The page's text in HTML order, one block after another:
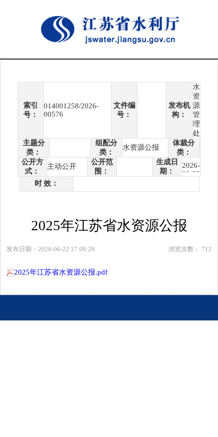
索引
号：
014001258/2026-
00576
文件编
号：
发布机
构：
水
资
源
管
理
处
主题分
类：
组配分
类：
水资源公报
体裁分
类：
公开方
式：
主动公开
公开范
围：
生成日
期：
2026-
06-22
时 效：
2025年江苏省水资源公报
发布日期：2026-06-22 17:09:26 浏览次数： 712
2025年江苏省水资源公报.pdf